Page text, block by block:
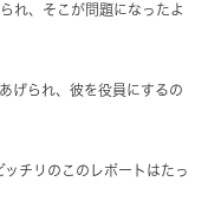
れ、そこが問題になったよ
げられ、彼を役員にするの
チリのこのレポートはたっ